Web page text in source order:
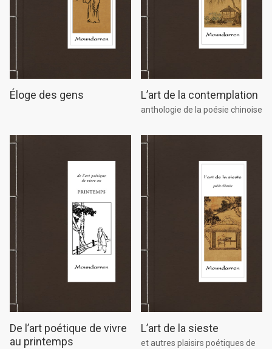
Éloge des gens L’art de la contemplation
anthologie de la poésie chinoise
De l’art poétique de vivre
au printemps
L’art de la sieste
et autres plaisirs poétiques de